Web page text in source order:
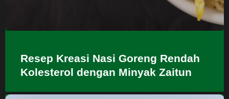
Resep Kreasi Nasi Goreng Rendah
Kolesterol dengan Minyak Zaitun